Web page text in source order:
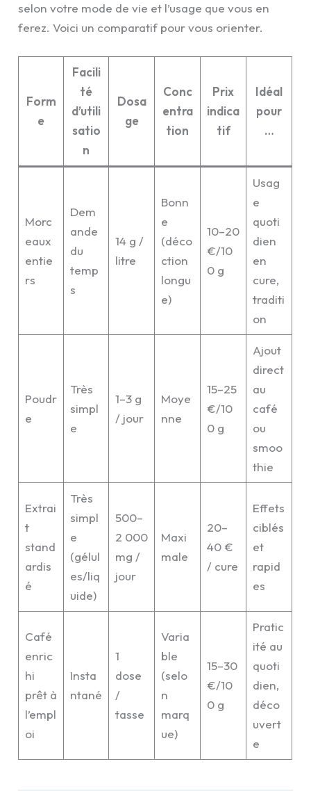
selon votre mode de vie et l’usage que vous en
ferez. Voici un comparatif pour vous orienter.
Form
e
Facili
té
d’utili
satio
n
Dosa
ge
Conc
entra
tion
Prix
indica
tif
Idéal
pour
…
Morc
eaux
entie
rs
Dem
ande
du
temp
s
14 g /
litre
Bonn
e
(déco
ction
longu
e)
10–20
€/10
0 g
Usag
e
quoti
dien
en
cure,
traditi
on
Poudr
e
Très
simpl
e
1–3 g
/ jour
Moye
nne
15–25
€/10
0 g
Ajout
direct
au
café
ou
smoo
thie
Extrai
t
stand
ardis
é
Très
simpl
e
(gélul
es/liq
uide)
500–
2 000
mg /
jour
Maxi
male
20–
40 €
/ cure
Effets
ciblés
et
rapid
es
Café
enric
hi
prêt à
l’empl
oi
Insta
ntané
1
dose
/
tasse
Varia
ble
(selo
n
marq
ue)
15–30
€/10
0 g
Pratic
ité au
quoti
dien,
déco
uvert
e